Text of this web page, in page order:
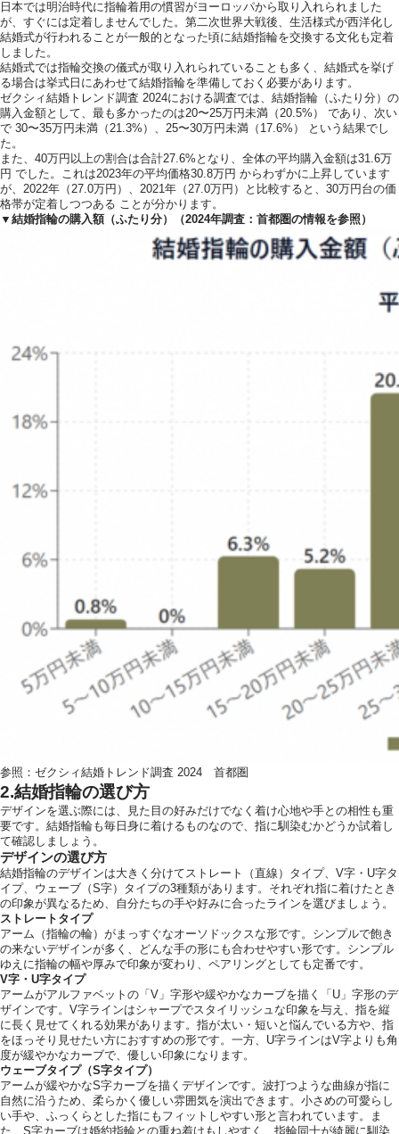
日本では明治時代に指輪着用の慣習がヨーロッパから取り入れられました
が、すぐには定着しませんでした。第二次世界大戦後、生活様式が西洋化し
結婚式が行われることが一般的となった頃に結婚指輪を交換する文化も定着
しました。
結婚式では指輪交換の儀式が取り入れられていることも多く、結婚式を挙げ
る場合は挙式日にあわせて結婚指輪を準備しておく必要があります。
ゼクシィ結婚トレンド調査 2024における調査では、結婚指輪（ふたり分）の
購入金額として、最も多かったのは20〜25万円未満（20.5%） であり、次い
で 30〜35万円未満（21.3%）、25〜30万円未満（17.6%） という結果でし
た。
また、40万円以上の割合は合計27.6%となり、全体の平均購入金額は31.6万
円 でした。これは2023年の平均価格30.8万円 からわずかに上昇しています
が、2022年（27.0万円）、2021年（27.0万円）と比較すると、30万円台の価
格帯が定着しつつある ことが分かります。
▼結婚指輪の購入額（ふたり分）（2024年調査：首都圏の情報を参照）
参照： ゼクシィ結婚トレンド調査 2024 首都圏
2.結婚指輪の選び方
デザインを選ぶ際には、見た目の好みだけでなく着け心地や手との相性も重
要です。結婚指輪も毎日身に着けるものなので、指に馴染むかどうか試着し
て確認しましょう。
デザインの選び方
結婚指輪のデザインは大きく分けてストレート（直線）タイプ、V字・U字タ
イプ、ウェーブ（S字）タイプの3種類があります。それぞれ指に着けたとき
の印象が異なるため、自分たちの手や好みに合ったラインを選びましょう。
ストレートタイプ
アーム（指輪の輪）がまっすぐなオーソドックスな形です。シンプルで飽き
の来ないデザインが多く、どんな手の形にも合わせやすい形です。シンプル
ゆえに指輪の幅や厚みで印象が変わり、ペアリングとしても定番です。
V字・U字タイプ
アームがアルファベットの「V」字形や緩やかなカーブを描く「U」字形のデ
ザインです。V字ラインはシャープでスタイリッシュな印象を与え、指を縦
に長く見せてくれる効果があります。指が太い・短いと悩んでいる方や、指
をほっそり見せたい方におすすめの形です。一方、U字ラインはV字よりも角
度が緩やかなカーブで、優しい印象になります。
ウェーブタイプ（S字タイプ）
アームが緩やかなS字カーブを描くデザインです。波打つような曲線が指に
自然に沿うため、柔らかく優しい雰囲気を演出できます。小さめの可愛らし
い手や、ふっくらとした指にもフィットしやすい形と言われています。ま